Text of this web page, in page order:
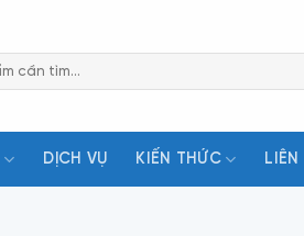
DỊCH VỤ KIẾN THỨC LIÊN